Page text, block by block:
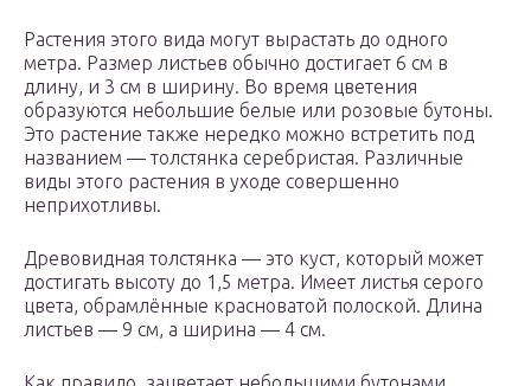
Растения этого вида могут вырастать до одного
метра. Размер листьев обычно достигает 6 см в
длину, и 3 см в ширину. Во время цветения
образуются небольшие белые или розовые бутоны.
Это растение также нередко можно встретить под
названием — толстянка серебристая. Различные
виды этого растения в уходе совершенно
неприхотливы.
Древовидная толстянка — это куст, который может
достигать высоту до 1,5 метра. Имеет листья серого
цвета, обрамлённые красноватой полоской. Длина
листьев — 9 см, а ширина — 4 см.